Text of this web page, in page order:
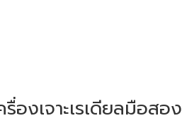
รื่องเจาะเรเดียลมือสอง